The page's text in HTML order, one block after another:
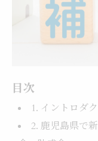
目次
1. イントロダ
2. 鹿児島県で